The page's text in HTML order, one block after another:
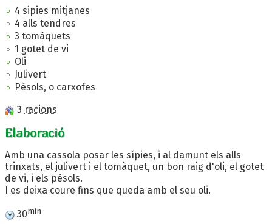
4 sipies mitjanes
4 alls tendres
3 tomàquets
1 gotet de vi
Oli
Julivert
Pèsols, o carxofes
3 racions
Elaboració
Amb una cassola posar les sípies, i al damunt els alls
trinxats, el julivert i el tomàquet, un bon raig d'oli, el gotet
de vi, i els pèsols.
I es deixa coure fins que queda amb el seu oli.
30min